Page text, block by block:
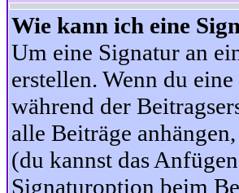
Wie kann ich eine
Um eine Signatur an
erstellen. Wenn du
während der
alle Beiträge
(du kannst das
Signaturoption beim